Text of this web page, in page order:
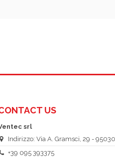
US
srl
Indirizzo: Via A. Gramsci, 29 -
+39 095 393375